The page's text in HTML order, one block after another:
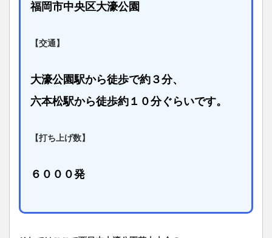
福岡市中央区大濠公園
【交通】
大濠公園駅から徒歩で約３分、
六本松駅から徒歩約１０分ぐらいです。
【打ち上げ数】
６０００発